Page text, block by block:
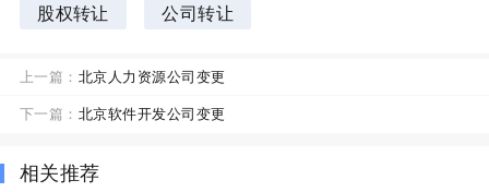
股权转让 公司转让
上一篇： 北京人力资源公司变更
下一篇： 北京软件开发公司变更
相关推荐